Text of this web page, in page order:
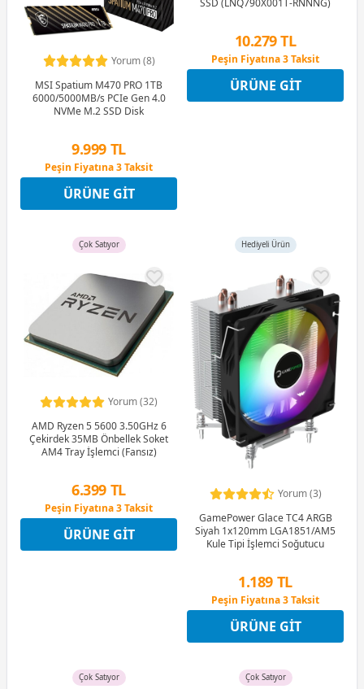
Yorum (8)
MSI Spatium M470 PRO 1TB
6000/5000MB/s PCIe Gen 4.0
NVMe M.2 SSD Disk
9.999 TL
Peşin Fiyatına 3 Taksit
12 Ay x 1.176 TL taksitle
Peşin Fiyatına 3 Taksit
ÜRÜNE GIT
10.279 TL
Peşin Fiyatına 3 Taksit
12 Ay x 1.209 TL taksitle
Peşin Fiyatına 3 Taksit
ÜRÜNE GIT
Çok Satıyor
Yorum (32)
AMD Ryzen 5 5600 3.50GHz 6
Çekirdek 35MB Önbellek Soket
AM4 Tray İşlemci (Fansız)
6.399 TL
Peşin Fiyatına 3 Taksit
12 Ay x 753 TL taksitle
Peşin Fiyatına 3 Taksit
ÜRÜNE GIT
Hediyeli Ürün
Yorum (3)
GamePower Glace TC4 ARGB
Siyah 1x120mm LGA1851/AM5
Kule Tipi İşlemci Soğutucu
1.189 TL
Peşin Fiyatına 3 Taksit
12 Ay x 140 TL taksitle
Peşin Fiyatına 3 Taksit
ÜRÜNE GIT
Çok Satıyor Çok Satıyor